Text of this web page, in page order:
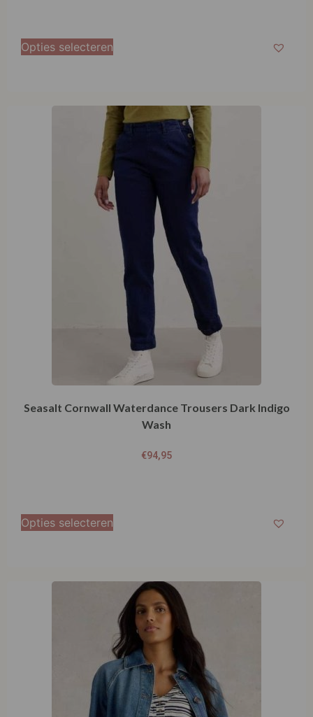
Opties selecteren
Seasalt Cornwall Waterdance Trousers Dark Indigo
Wash
€94,95
Opties selecteren